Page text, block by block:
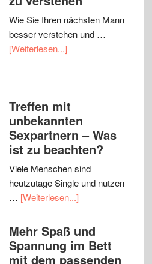
Wie Sie Ihren nächsten Mann
besser verstehen und …
[Weiterlesen...]
Treffen mit
unbekannten
Sexpartnern – Was
ist zu beachten?
Viele Menschen sind
heutzutage Single und nutzen
… [Weiterlesen...]
Mehr Spaß und
Spannung im Bett
mit dem passenden